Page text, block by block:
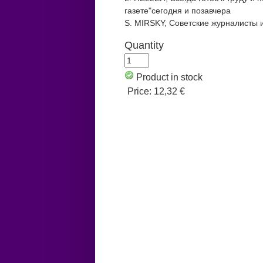
газете"сегодня и позавчера
S. MIRSKY, Советские журналисты
Quantity
Product in stock
Price: 12,32 €